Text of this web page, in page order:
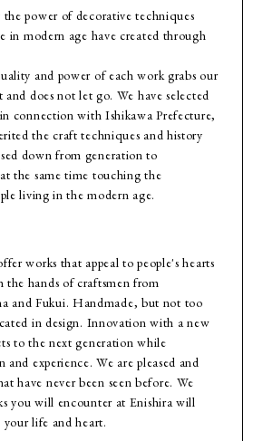
power of decorative techniques
in modern age have created through
and power of each work grabs our
and does not let go. We have selected
connection with Ishikawa Prefecture,
the craft techniques and history
down from generation to
the same time touching the
living in the modern age.
works that appeal to people's hearts
the hands of craftsmen from
and Fukui. Handmade, but not too
in design. Innovation with a new
to the next generation while
experience. We are pleased and
have never been seen before. We
you will encounter at Enishira will
life and heart.